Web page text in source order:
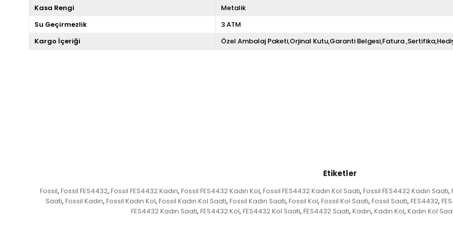
Kasa Rengi
Metalik
Su Geçirmezlik
3 ATM
Kargo İçeriği
Özel Ambalaj Paketi,Orjinal Kutu,Garanti Belgesi,Fatura
Etiketler
Fossil, Fossil FES4432, Fossil FES4432 Kadın, Fossil FES4432 Kadın Kol, Fossil FES4432 Kadın Kol Saati, Fossil FES4432 Kadın Saati,
Saati, Fossil Kadın, Fossil Kadın Kol, Fossil Kadın Kol Saati, Fossil Kadın Saati, Fossil Kol, Fossil Kol Saati, Fossil Saati, FES4432,
FES4432 Kadın Saati, FES4432 Kol, FES4432 Kol Saati, FES4432 Saati, Kadın, Kadın Kol, Kadın Kol